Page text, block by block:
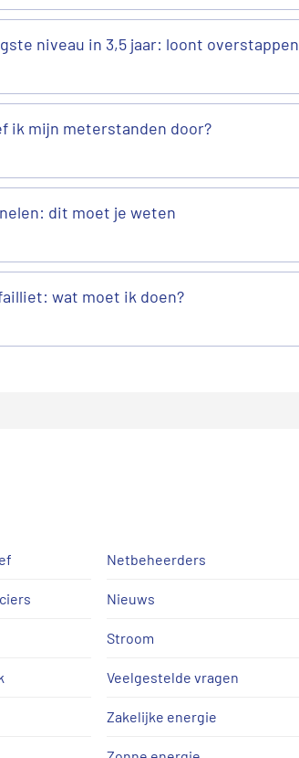
niveau in 3,5 jaar: loont overstappen
ik mijn meterstanden door?
dit moet je weten
wat moet ik doen?
Netbeheerders
Nieuws
Stroom
Veelgestelde vragen
Zakelijke energie